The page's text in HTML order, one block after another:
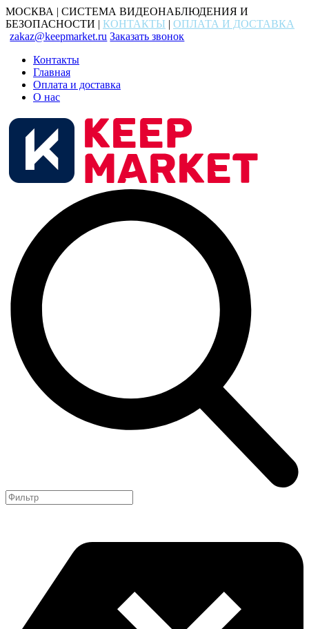
МОСКВА | СИСТЕМА ВИДЕОНАБЛЮДЕНИЯ И
БЕЗОПАСНОСТИ | КОНТАКТЫ | ОПЛАТА И ДОСТАВКА
zakaz@keepmarket.ru Заказать звонок
Контакты
Главная
Оплата и доставка
О нас